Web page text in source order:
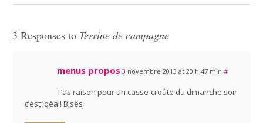
3 Responses to Terrine de campagne
menus propos 3 novembre 2013 at 20 h 47 min #
T’as raison pour un casse-croûte du dimanche soir
c’est idéal! Bises